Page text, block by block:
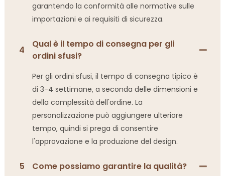
garantendo la conformità alle normative sulle
importazioni e ai requisiti di sicurezza.
4
Qual è il tempo di consegna per gli
ordini sfusi?
Per gli ordini sfusi, il tempo di consegna tipico è
di 3-4 settimane, a seconda delle dimensioni e
della complessità dell'ordine. La
personalizzazione può aggiungere ulteriore
tempo, quindi si prega di consentire
l'approvazione e la produzione del design.
5 Come possiamo garantire la qualità?